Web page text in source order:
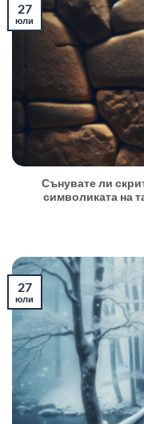
Сънувате ли
символиката на
27
юли
27
юли